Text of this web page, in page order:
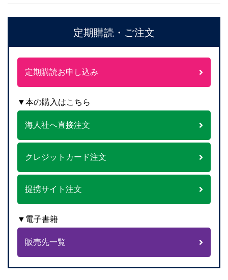
定期購読・ご注文
定期購読お申し込み
▼本の購入はこちら
海人社へ直接注文
クレジットカード注文
提携サイト注文
▼電子書籍
販売先一覧